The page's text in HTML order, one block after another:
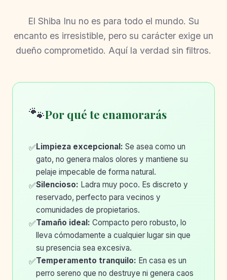
El Shiba Inu no es para todo el mundo. Su
encanto es irresistible, pero su carácter exige un
dueño comprometido. Aquí la verdad sin filtros.
🐾Por qué te enamorarás
✅Limpieza excepcional: Se asea como un
gato, no genera malos olores y mantiene su
pelaje impecable de forma natural.
✅Silencioso: Ladra muy poco. Es discreto y
reservado, perfecto para vecinos y
comunidades de propietarios.
✅Tamaño ideal: Compacto pero robusto, lo
lleva cómodamente a cualquier lugar sin que
su presencia sea excesiva.
✅Temperamento tranquilo: En casa es un
perro sereno que no destruye ni genera caos